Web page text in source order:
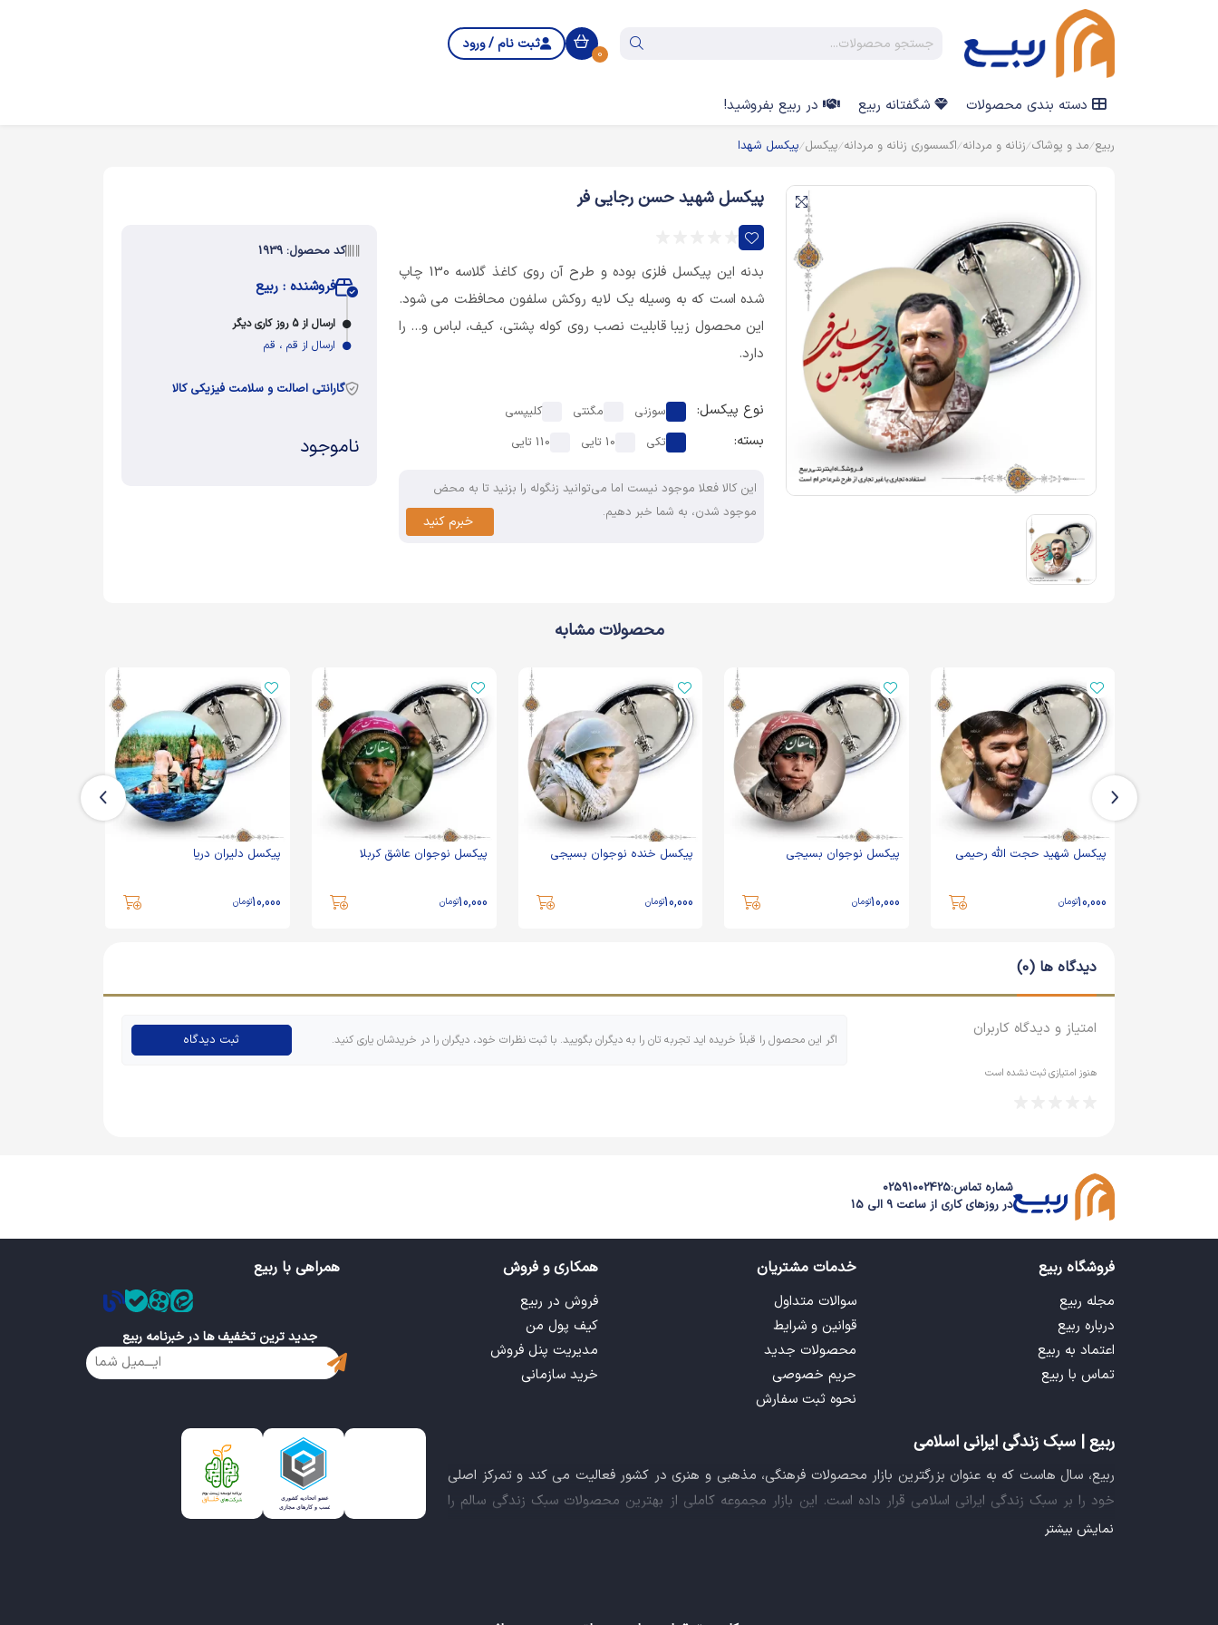
0
ثبت نام / ورود
دسته بندی محصولات شگفتانه ربیع در ربیع بفروشید!
ربیع مد و پوشاک زنانه و مردانه اکسسوری زنانه و مردانه پیکسل پیکسل شهدا
پیکسل شهید حسن رجایی فر
بدنه این پیکسل فلزی بوده و طرح آن روی کاغذ گلاسه 130 چاپ
شده است که به وسیله یک لایه روکش سلفون محافظت می شود.
این محصول زیبا قابلیت نصب روی کوله پشتی، کیف، لباس و... را
دارد.
نوع پیکسل: سوزنی مگنتی کلیپسی
بسته: تکی 10 تایی 110 تایی
این کالا فعلا موجود نیست اما می‌توانید زنگوله را بزنید تا به محض
موجود شدن، به شما خبر دهیم.
خبرم کنید
کد محصول: 1939
فروشنده : ربیع
ارسال از 5 روز کاری دیگر
ارسال از قم ، قم
گارانتی اصالت و سلامت فیزیکی کالا
ناموجود
محصولات مشابه
پیکسل شهید حجت الله رحیمی
10,000تومان
پیکسل نوجوان بسیجی
10,000تومان
پیکسل خنده نوجوان بسیجی
10,000تومان
پیکسل نوجوان عاشق کربلا
10,000تومان
پیکسل دلیران دریا
10,000تومان
دیدگاه ها (0)
امتیاز و دیدگاه کاربران
هنوز امتیازی ثبت نشده است
اگر این محصول را قبلاً خریده اید تجربه تان را به دیگران بگویید. با ثبت نظرات خود، دیگران را در خریدشان یاری کنید. ثبت دیدگاه
شماره تماس:02591002425
در روزهای کاری از ساعت 9 الی 15
فروشگاه ربیع
مجله ربیع
درباره ربیع
اعتماد به ربیع
تماس با ربیع
خدمات مشتریان
سوالات متداول
قوانین و شرایط
محصولات جدید
حریم خصوصی
نحوه ثبت سفارش
همکاری و فروش
فروش در ربیع
کیف پول من
مدیریت پنل فروش
خرید سازمانی
همراهی با ربیع
جدید ترین تخفیف ها در خبرنامه ربیع
ربیع | سبک زندگی ایرانی اسلامی
ربیع، سال هاست که به عنوان بزرگترین بازار محصولات فرهنگی، مذهبی و هنری در کشور فعالیت می کند و تمرکز اصلی
خود را بر سبک زندگی ایرانی اسلامی قرار داده است. این بازار مجموعه کاملی از بهترین محصولات سبک زندگی سالم را
فراهم آورده تا تمام نیازهای شما را برای خرید اینترنتی کالاهای فرهنگی، مذهبی و هنری برآورده نماید.
نمایش بیشتر